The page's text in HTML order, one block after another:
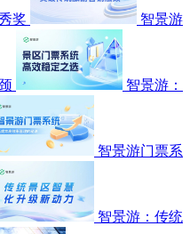
奖 智景游
智景游：
智景游门票系
智景游：传统